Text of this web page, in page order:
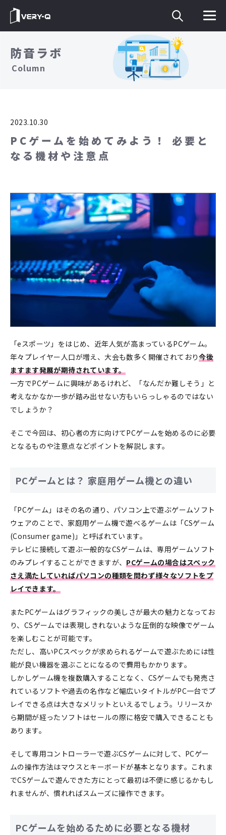
防音ラボ
Column
2023.10.30
PCゲームを始めてみよう！ 必要と
なる機材や注意点
「eスポーツ」をはじめ、近年人気が高まっているPCゲーム。
年々プレイヤー人口が増え、大会も数多く開催されており今後
ますます発展が期待されています。
一方でPCゲームに興味があるけれど、「なんだか難しそう」と
考えなかなか一歩が踏み出せない方もいらっしゃるのではない
でしょうか？
そこで今回は、初心者の方に向けてPCゲームを始めるのに必要
となるものや注意点などポイントを解説します。
PCゲームとは？ 家庭用ゲーム機との違い
「PCゲーム」はその名の通り、パソコン上で遊ぶゲームソフト
ウェアのことで、家庭用ゲーム機で遊べるゲームは「CSゲーム
(Consumer game)」と呼ばれています。
テレビに接続して遊ぶ一般的なCSゲームは、専用ゲームソフト
のみプレイすることができますが、PCゲームの場合はスペック
さえ満たしていればパソコンの種類を問わず様々なソフトをプ
レイできます。
またPCゲームはグラフィックの美しさが最大の魅力となってお
り、CSゲームでは表現しきれないような圧倒的な映像でゲーム
を楽しむことが可能です。
ただし、高いPCスペックが求められるゲームで遊ぶためには性
能が良い機器を選ぶことになるので費用もかかります。
しかしゲーム機を複数購入することなく、CSゲームでも発売さ
れているソフトや過去の名作など幅広いタイトルがPC一台でプ
レイできる点は大きなメリットといえるでしょう。リリースか
ら期間が経ったソフトはセールの際に格安で購入できることも
あります。
そして専用コントローラーで遊ぶCSゲームに対して、PCゲー
ムの操作方法はマウスとキーボードが基本となります。これま
でCSゲームで遊んできた方にとって最初は不便に感じるかもし
れませんが、慣れればスムーズに操作できます。
PCゲームを始めるために必要となる機材